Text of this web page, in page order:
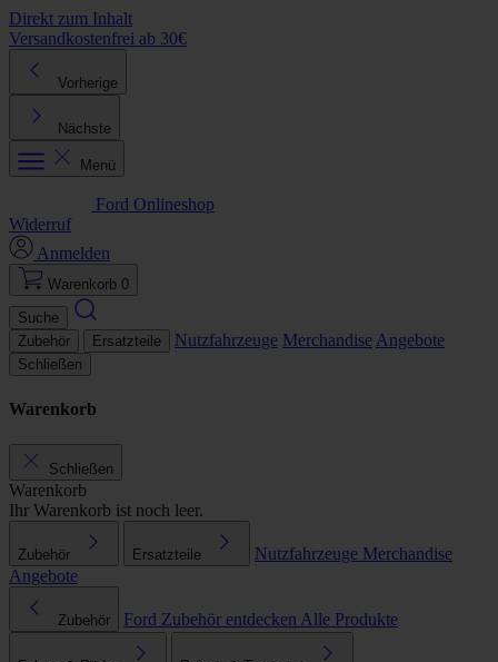
Direkt zum Inhalt
Versandkostenfrei ab 30€
Vorherige
Nächste
Menü
Ford Onlineshop
Widerruf
Anmelden
Warenkorb 0
Suche
Zubehör
Ersatzteile Nutzfahrzeuge Merchandise Angebote
Schließen
Warenkorb
Schließen
Warenkorb
Ihr Warenkorb ist noch leer.
Zubehör Ersatzteile Nutzfahrzeuge Merchandise
Angebote
Zubehör Ford Zubehör entdecken Alle Produkte